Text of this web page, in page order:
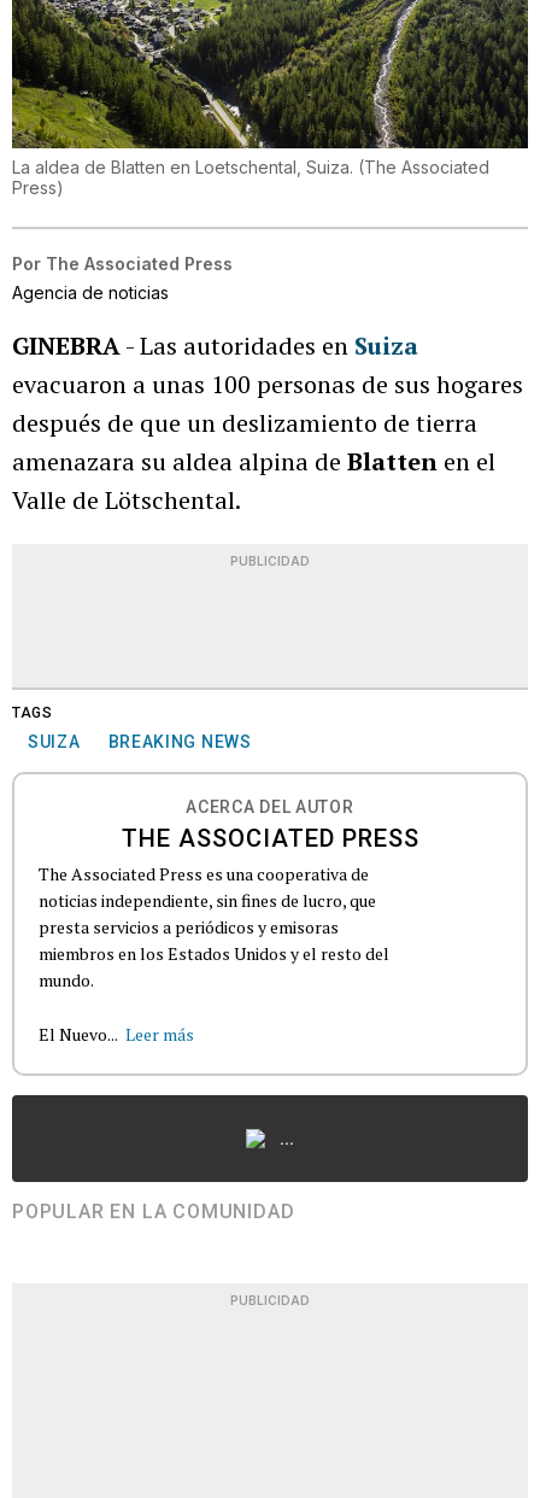
La aldea de Blatten en Loetschental, Suiza. (The Associated
Press)
Por The Associated Press
Agencia de noticias
GINEBRA- Las autoridades en Suiza
evacuaron a unas 100 personas de sus hogares
después de que un deslizamiento de tierra
amenazara su aldea alpina de Blatten en el
Valle de Lötschental.
PUBLICIDAD
TAGS
SUIZA BREAKING NEWS
ACERCA DEL AUTOR
THE ASSOCIATED PRESS
The Associated Press es una cooperativa de
noticias independiente, sin fines de lucro, que
presta servicios a periódicos y emisoras
miembros en los Estados Unidos y el resto del
mundo.
El Nuevo... Leer más
...
POPULAR EN LA COMUNIDAD
PUBLICIDAD